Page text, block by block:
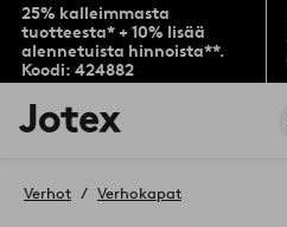
25% kalleimmasta
tuotteesta* + 10% lisää
alennetuista hinnoista**.
Koodi: 424882
Jotex-
logo
aloitussivulle
Verhot Verhokapat